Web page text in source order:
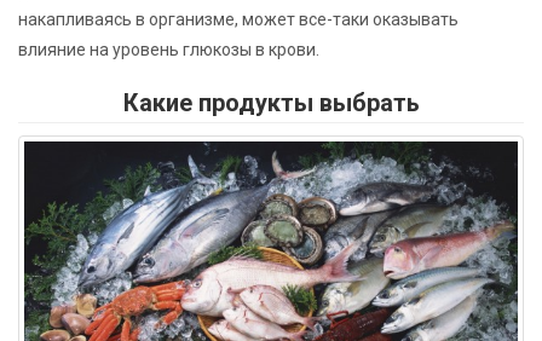
накапливаясь в организме, может все-таки оказывать
влияние на уровень глюкозы в крови.
Какие продукты выбрать